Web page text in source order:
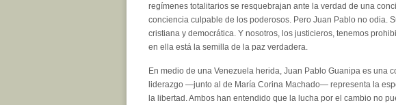
regímenes totalitarios se resquebrajan ante la verdad de una
conciencia culpable de los poderosos. Pero Juan Pablo no odia.
cristiana y democrática. Y nosotros, los justicieros, tenemos
en ella está la semilla de la paz verdadera.
En medio de una Venezuela herida, Juan Pablo Guanipa es una
liderazgo —junto al de María Corina Machado— representa la
la libertad. Ambos han entendido que la lucha por el cambio no